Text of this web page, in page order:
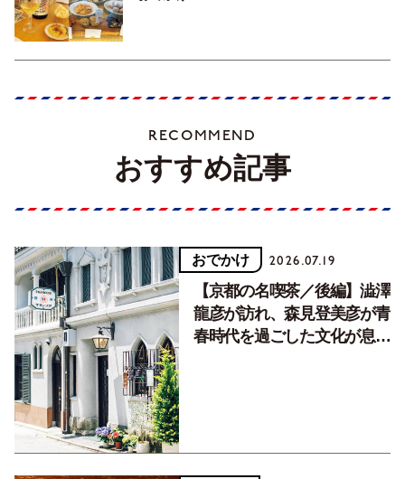
RECOMMEND
おすすめ記事
おでかけ 2026.07.19
【京都の名喫茶／後編】澁澤
龍彦が訪れ、森見登美彦が青
春時代を過ごした文化が息づ